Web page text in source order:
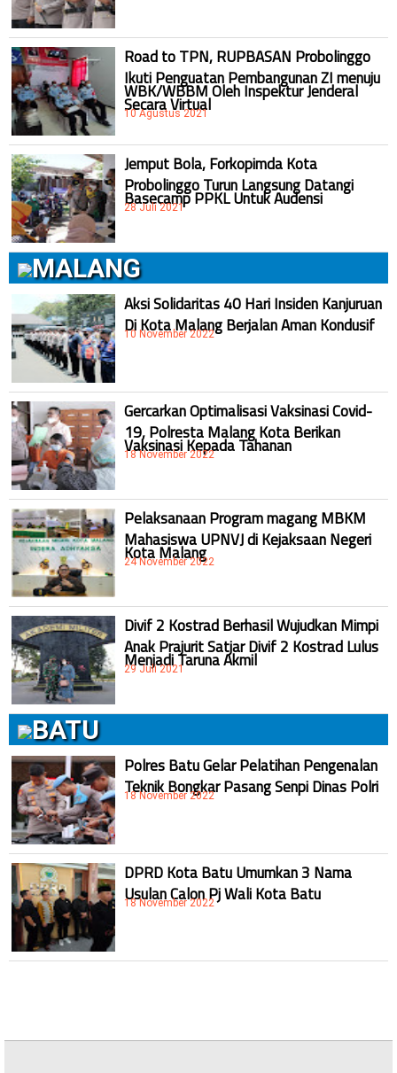
Road to TPN, RUPBASAN Probolinggo
Ikuti Penguatan Pembangunan ZI menuju
WBK/WBBM Oleh Inspektur Jenderal
Secara Virtual
10 Agustus 2021
Jemput Bola, Forkopimda Kota
Probolinggo Turun Langsung Datangi
Basecamp PPKL Untuk Audensi
28 Juli 2021
MALANG
Aksi Solidaritas 40 Hari Insiden Kanjuruan
Di Kota Malang Berjalan Aman Kondusif
10 November 2022
Gercarkan Optimalisasi Vaksinasi Covid-
19, Polresta Malang Kota Berikan
Vaksinasi Kepada Tahanan
18 November 2022
Pelaksanaan Program magang MBKM
Mahasiswa UPNVJ di Kejaksaan Negeri
Kota Malang
24 November 2022
Divif 2 Kostrad Berhasil Wujudkan Mimpi
Anak Prajurit Satjar Divif 2 Kostrad Lulus
Menjadi Taruna Akmil
29 Juli 2021
BATU
Polres Batu Gelar Pelatihan Pengenalan
Teknik Bongkar Pasang Senpi Dinas Polri
18 November 2022
DPRD Kota Batu Umumkan 3 Nama
Usulan Calon Pj Wali Kota Batu
18 November 2022